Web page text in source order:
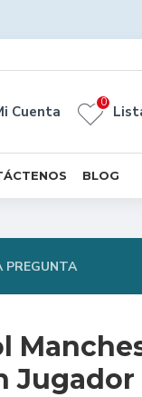
Cuenta
0
BLOG
PREGUNTA
Jugador